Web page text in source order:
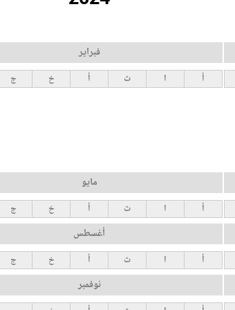
فبراير
أ ا ث أ خ ج
مايو
أ ا ث أ خ ج
أغسطس
أ ا ث أ خ ج
نوفمبر